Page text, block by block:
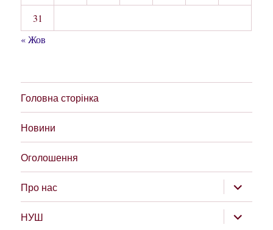
31
« Жов
Головна сторінка
Новини
Оголошення
Про нас
підменю
НУШ
підменю